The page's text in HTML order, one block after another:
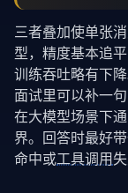
三者叠加使单张
型，精度基本追
训练吞吐略有下降
面试里可以补一句
在大模型场景下
界。回答时最好
命中或工具调用